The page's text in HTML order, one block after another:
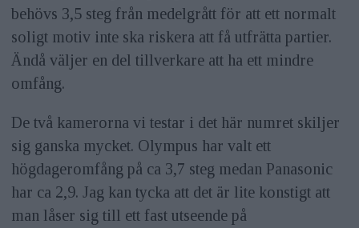
behövs 3,5 steg från medelgrått för att ett normalt
soligt motiv inte ska riskera att få utfrätta partier.
Ändå väljer en del tillverkare att ha ett mindre
omfång.
De två kamerorna vi testar i det här numret skiljer
sig ganska mycket. Olympus har valt ett
högdageromfång på ca 3,7 steg medan Panasonic
har ca 2,9. Jag kan tycka att det är lite konstigt att
man låser sig till ett fast utseende på